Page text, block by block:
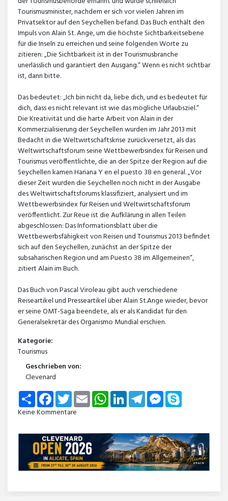
Tourismusminister, nachdem er sich vor vielen Jahren im
Privatsektor auf den Seychellen befand. Das Buch enthält den
Impuls von Alain St. Ange, um die höchste Sichtbarkeitsebene
für die Inseln zu erreichen und seine folgenden Worte zu
zitieren: „Die Sichtbarkeit ist in der Tourismusbranche
unerlässlich und garantiert den Ausgang.“ Wenn es nicht sichtbar
ist, dann bitte.
Das bedeutet: „Ich bin nicht da, liebe dich, und es bedeutet für
dich, dass es nicht relevant ist wie das mögliche Urlaubsziel.“
Die Kreativität und die harte Arbeit von Alain in der
Kommerzialisierung der Seychellen wurden im Jahr 2013 mit
Bedacht in die Weltwirtschaftskrise zurückversetzt, als das
Weltwirtschaftsforum seine Wettbewerbsindex für Reisen und
Tourismus veröffentlichte, die an der Spitze der Region auf die
Seychellen kamen Hariana Y en el puesto 38 en general. „Vor
dieser Zeit wurden die Seychellen noch nicht in der Ausgabe
des Weltwirtschaftsforums klassifiziert, analysiert und im
Wettbewerbsindex für Reisen und Weltwirtschaftsforum
veröffentlicht. Zur Reue ist die Aufklärung in allen Teilen
abgeschlossen: Das Informationsblatt über die
Wettbewerbsfähigkeit von Reisen und Tourismus 2013 befindet
sich auf den Seychellen, zunächst an der Spitze der
subsaharischen Region und am Puesto 38 im Allgemeinen“,
zitiert Alain im Buch.
Das Buch von Pascal Viroleau gibt auch verschiedene
Reiseartikel und Presseartikel über Alain St.Ange wieder, bevor
er seine OMT-Saga beendete, als er als Kandidat für den
Generalsekretär des Organismo Mundial erschien.
Kategorie:
Tourismus
Geschrieben von:
Clevenard
Share FacebookTwitterEmail WhatsAppLinkedInTelegramMessenger
Keine Kommentare